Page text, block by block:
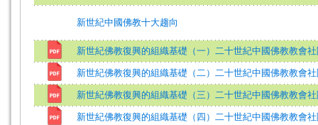
新世紀中國佛教十大趨向
新世紀佛教復興的組織基礎（一）二十世紀中國佛教教會
新世紀佛教復興的組織基礎（二）二十世紀中國佛教教會
新世紀佛教復興的組織基礎（三）二十世紀中國佛教教會
新世紀佛教復興的組織基礎（四）二十世紀中國佛教教會